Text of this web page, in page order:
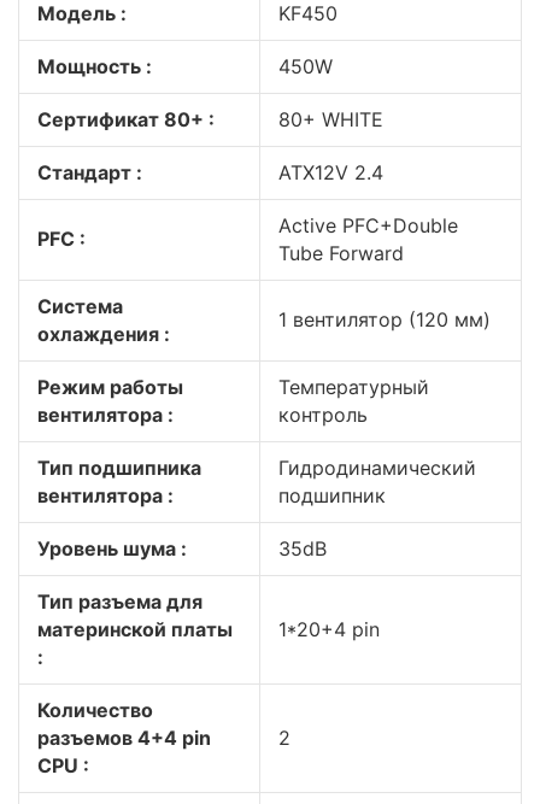
Модель : KF450
Мощность : 450W
Сертификат 80+ : 80+ WHITE
Стандарт : ATX12V 2.4
PFC :
Active PFC+Double
Tube Forward
Система
охлаждения :
1 вентилятор (120 мм)
Режим работы
вентилятора :
Температурный
контроль
Тип подшипника
вентилятора :
Гидродинамический
подшипник
Уровень шума : 35dB
Тип разъема для
материнской платы
:
1*20+4 pin
Количество
разъемов 4+4 pin
CPU :
2